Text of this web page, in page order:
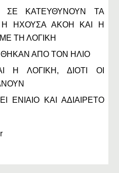
ΚΑΤΕΥΘΥΝΟΥΝ ΤΑ
Η ΗΧΟΥΣΑ ΑΚΟΗ ΚΑΙ Η
ΤΗ ΛΟΓΙΚΗ
ΑΠΟ ΤΟΝ ΗΛΙΟ
Η ΛΟΓΙΚΗ, ΔΙΟΤΙ ΟΙ
ΕΝΙΑΙΟ ΚΑΙ ΑΔΙΑΙΡΕΤΟ